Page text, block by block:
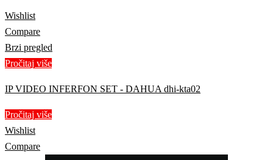
Wishlist
Compare
Brzi pregled
Pročitaj više
IP VIDEO INFERFON SET - DAHUA dhi-kta02
Pročitaj više
Wishlist
Compare